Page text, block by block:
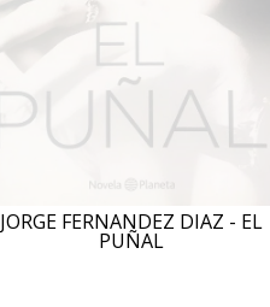
JORGE FERNANDEZ DIAZ - EL
PUÑAL